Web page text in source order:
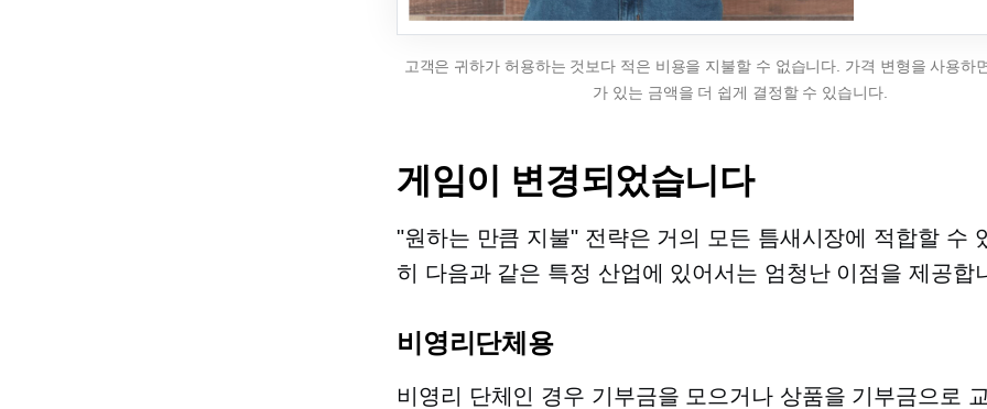
고객은 귀하가 허용하는 것보다 적은 비용을 지불할 수 없습니다. 가격 변형을 사용하
가 있는 금액을 더 쉽게 결정할 수 있습니다.
게임이 변경되었습니다
"원하는 만큼 지불" 전략은 거의 모든 틈새시장에 적합할 수
히 다음과 같은 특정 산업에 있어서는 엄청난 이점을 제공합
비영리단체용
비영리 단체인 경우 기부금을 모으거나 상품을 기부금으로